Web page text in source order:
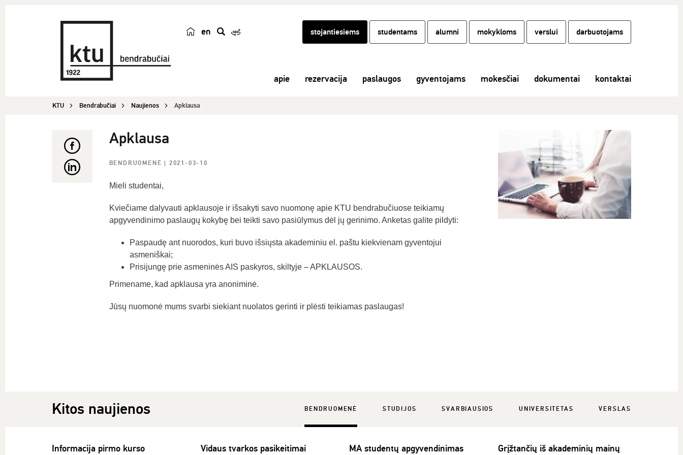
en stojantiesiems studentams alumni mokykloms verslui darbuotojams
apie rezervacija paslaugos gyventojams mokesčiai dokumentai kontaktai
KTU Bendrabučiai Naujienos Apklausa
Apklausa
BENDRUOMENĖ | 2021-03-10
Mieli studentai,
Kviečiame dalyvauti apklausoje ir išsakyti savo nuomonę apie KTU bendrabučiuose teikiamų
apgyvendinimo paslaugų kokybę bei teikti savo pasiūlymus dėl jų gerinimo. ​Anketas galite pildyti:
Paspaudę ant nuorodos, kuri buvo išsiųsta akademiniu el. paštu kiekvienam gyventojui
asmeniškai;
Prisijungę prie asmeninės AIS paskyros, skiltyje – APKLAUSOS.
Primename, kad apklausa yra anoniminė.
Jūsų nuomonė mums svarbi siekiant nuolatos gerinti ir plėsti teikiamas paslaugas!
Kitos naujienos BENDRUOMENĖ STUDIJOS SVARBIAUSIOS UNIVERSITETAS VERSLAS
Informacija pirmo kurso
Vidaus tvarkos pasikeitimai MA studentų apgyvendinimas
Grįžtančių iš akademinių mainų